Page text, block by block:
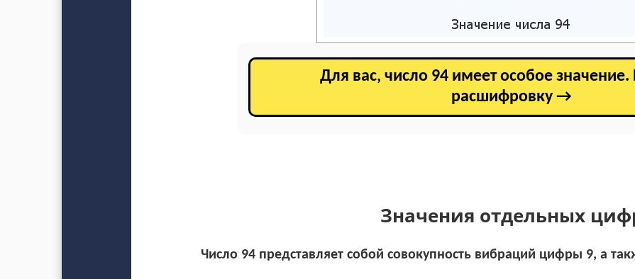
Для вас, число 94 имеет особое значение.
расшифровку →
Значения отдельных
Число 94 представляет собой совокупность вибраций цифры 9, а